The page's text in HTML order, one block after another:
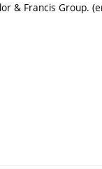
& Francis Group.